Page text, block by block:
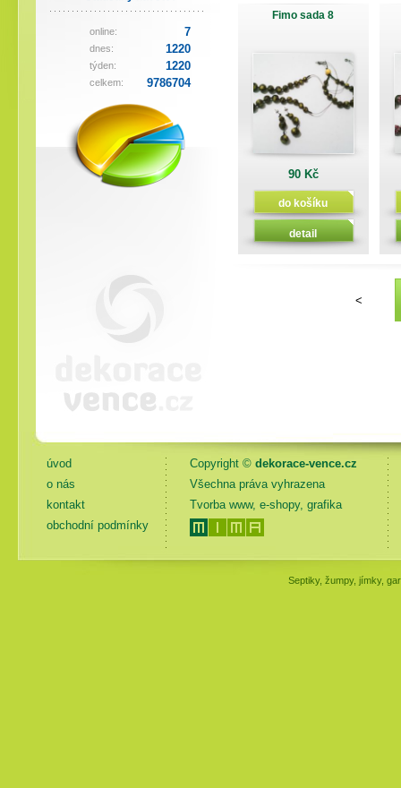
online: 7
dnes: 1220
týden: 1220
celkem: 9786704
Fimo sada 8
90 Kč
do košíku
detail
<
úvod
o nás
kontakt
obchodní podmínky
Copyright © dekorace-vence.cz
Všechna práva vyhrazena
Tvorba www, e-shopy, grafika
Septiky, žumpy, jímky,